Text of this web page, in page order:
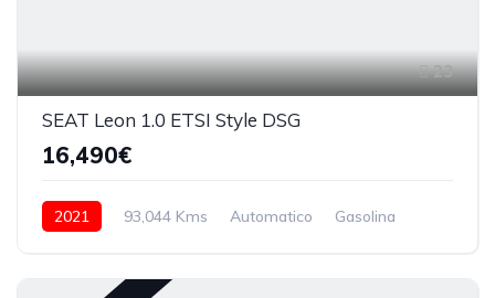
23
SEAT Leon 1.0 ETSI Style DSG
16,490€
2021 93,044 Kms Automatico Gasolina